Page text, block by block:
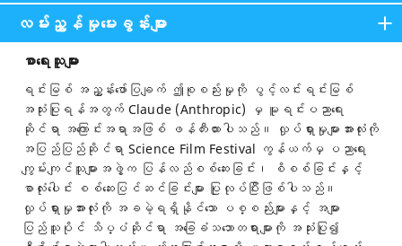
လမ်းညွှန်မှုမေးခွန်းများ
စာရေးသူများ
ရင်းမြစ် အညွှန်းဖော်ပြချက် ဤစုစည်းမှုကို ပွင့်လင်းရင်းမြစ်
အသုံးပြုရန်အတွက် Claude (Anthropic) မှ မူရင်းပညာရေး
ဆိုင်ရာ အကြောင်းအရာအဖြစ် ဖန်တီးထားပါသည်။ လှုပ်ရှားမှုများအားလုံးကို
အပြည်ပြည်ဆိုင်ရာ Science Film Festival ကွန်ယက်မှ ပညာရေး
ကျွမ်းကျင်သူများအဖွဲ့က ပြန်လည်စစ်ဆေးခြင်း၊ စိစစ်ခြင်းနှင့်
စာလုံးပေါင်း စစ်ဆေးပြင်ဆင်ခြင်းများ ပြုလုပ်ပြီးဖြစ်ပါသည်။
လှုပ်ရှားမှုအားလုံးကို အခမဲ့ရရှိနိုင်သော ပစ္စည်းများနှင့် အများ
ပြည်သူပိုင် သိပ္ပံဆိုင်ရာ အခြေခံသဘောတရားများကို အသုံးပြု၍